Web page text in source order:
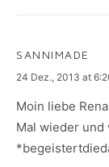
SANNIMADE
says:
24 Dez., 2013 at
Moin liebe
Mal wieder und